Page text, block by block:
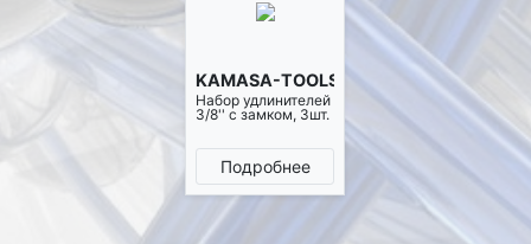
KAMASA-TOOLS K4100
Набор удлинителей
3/8'' с замком, 3шт.
Подробнее